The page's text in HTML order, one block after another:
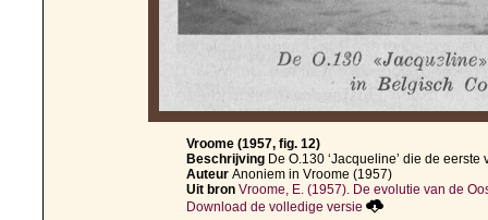
Vroome (1957, fig. 12)
Beschrijving De O.130 ‘Jacqueline’ die de
Auteur Anoniem in Vroome (1957)
Uit bron Vroome, E. (1957). De evolutie van de
Download de volledige versie